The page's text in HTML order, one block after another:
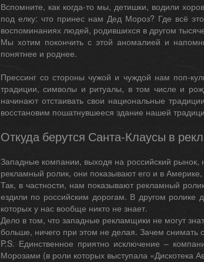
Вспомните, как когда-то мы, детишки, водили
под елку: что принес нам Дед Мороз? Где всё
воспоминаниях людей, родившихся в другом
Мы хотим покончить с этой аномалией и
понятнее и роднее.
Прессинг со стороны чужой и чуждой нам поп-
традиции, символы и ритуалы, в том числе и
начинают отстаивать свои национальные
восстановим пошатнувшееся здание нашей
Откуда берутся Санта-Клаусы в
Западные компании, выходя на российский
рекламный ролик, они показывают его и в
Так, в частности, нам показывают рекламный
ездили по российским дорогам. В другом ролике
которых у нас вообще никто не знает.
Дело в том, что западные рекламщики не могут
больше, ничего при этом не делая. Зачем снимать
P.S. Единственное приятно исключение –
Морозами (в роли которых выступала «Дискотека